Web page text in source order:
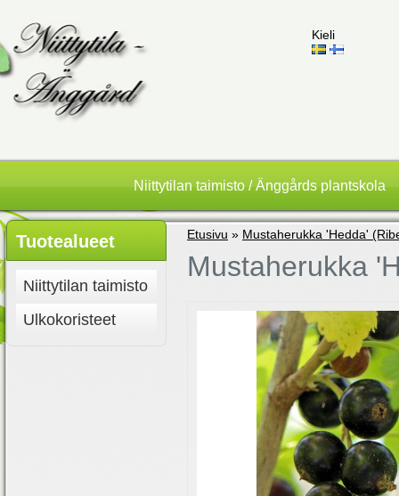
Kieli
Niittytilan taimisto / Änggårds plantskola
Tuotealueet
Niittytilan taimisto
Ulkokoristeet
Etusivu » Mustaherukka 'Hedda'
Mustaherukka